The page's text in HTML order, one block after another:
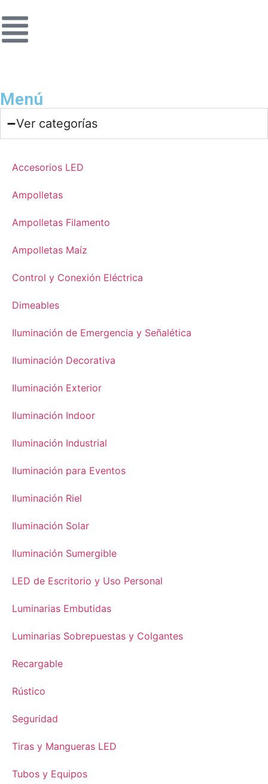
Menú
Ver categorías
Accesorios LED
Ampolletas
Ampolletas Filamento
Ampolletas Maíz
Control y Conexión Eléctrica
Dimeables
Iluminación de Emergencia y Señalética
Iluminación Decorativa
Iluminación Exterior
Iluminación Indoor
Iluminación Industrial
Iluminación para Eventos
Iluminación Riel
Iluminación Solar
Iluminación Sumergible
LED de Escritorio y Uso Personal
Luminarias Embutidas
Luminarias Sobrepuestas y Colgantes
Recargable
Rústico
Seguridad
Tiras y Mangueras LED
Tubos y Equipos